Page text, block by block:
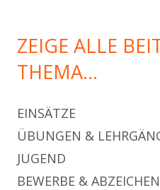
ZEIGE ALLE
THEMA…
EINSÄTZE
ÜBUNGEN &
JUGEND
BEWERBE & ABZEICHEN